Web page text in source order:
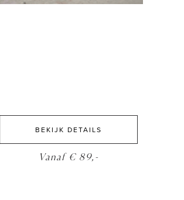
BEKIJK DETAILS
Vanaf € 89,-